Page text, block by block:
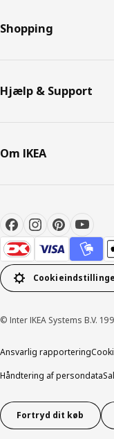
Shopping
Hjælp & Support
Om IKEA
© Inter IKEA Systems B.V.
Ansvarlig rapportering
Håndtering af persondata
Fortryd dit køb